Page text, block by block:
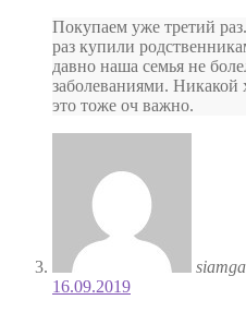
Покупаем уже третий
раз купили
давно наша семья не
заболеваниями. Никакой
это тоже оч важно.
16.09.2019